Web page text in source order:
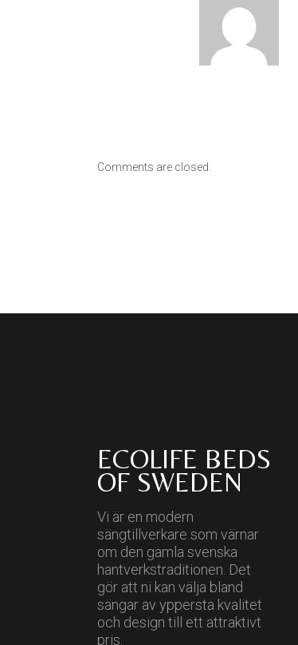
Comments are closed.
ECOLIFE BEDS
OF SWEDEN
Vi är en modern
sängtillverkare som värnar
om den gamla svenska
hantverkstraditionen. Det
gör att ni kan välja bland
sängar av yppersta kvalitet
och design till ett attraktivt
pris.